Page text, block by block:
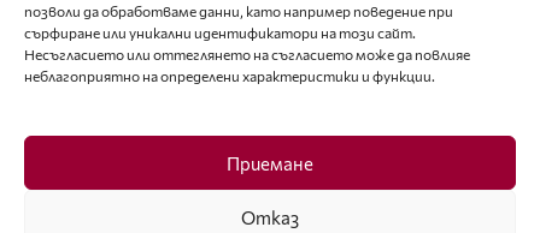
позволи да обработваме данни, като например поведение при
сърфиране или уникални идентификатори на този сайт.
Несъгласието или оттеглянето на съгласието може да повлияе
неблагоприятно на определени характеристики и функции.
Приемане
Отказ
+359 88 227 33 47
Последвайте ни
Facebook